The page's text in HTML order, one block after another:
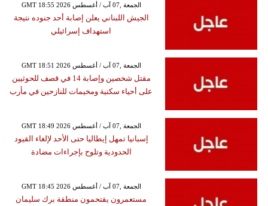
GMT 18:55 2026 الجمعة ,07 آب / أغسطس
الجيش اللبناني يعلن إصابة أحد جنوده نتيجة
استهداف إسرائيلي
GMT 18:51 2026 الجمعة ,07 آب / أغسطس
مقتل شخصين وإصابة 14 في قصف للحوثيين
على أحياء سكنية ومخيمات للنازحين في مأرب
GMT 18:49 2026 الجمعة ,07 آب / أغسطس
إسبانيا تمهل إيطاليا حتى الأحد لإلغاء القيود
الحدودية وتلوح بإجراءات مضادة
GMT 18:45 2026 الجمعة ,07 آب / أغسطس
مستعمرون يقتحمون منطقة برك سليمان